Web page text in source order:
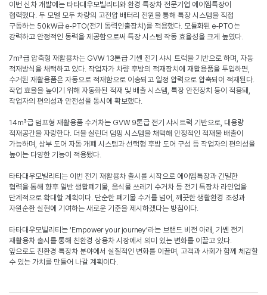
이번 신차 개발에는 타타대우모빌리티와 환경 특장차 전문기업 에이엠특장이
협력했다 두 모델 모두 차량의 고전압 배터리 전원을 통해 특장 시스템을 직접
구동하는 50kW급 e-PTO(전기 동력인출장치 )를 적용했다 모듈화된 e-PTO는
강력하고 안정적인 동력을 제공함으로써 특장 시스템 작동 효율성을 크게 높였다
7㎥급 압축형 재활용차는 GVW 13톤급 기쎈 전기 샤시 트럭을 기반으로 하며 자동
적재방식을 채택하고 있다 작업자가 차량 후방의 적재장치에 재활용품을 투입하면
수거된 재활용품은 자동으로 적재함으로 이송되고 일정 압력으로 압축되어 적재된다
작업 효율을 높이기 위해 자동화된 적재 및 배출 시스템 특장 안전장치 등이 적용돼
작업자의 편의성과 안전성을 동시에 확보했다
14㎥급 덤프형 재활용품 수거차는 GVW 9톤급 전기 샤시트럭 기반으로 대용량
적재공간을 자랑한다 더블 실린더 덤핑 시스템을 채택해 안정적인 적재물 배출이
가능하며 상부 도어 자동 개폐 시스템과 선택형 후방 도어 구성 등 작업자의 편의성을
높이는 다양한 기능이 적용됐다
타타대우모빌리티는 이번 전기 재활용차 출시를 시작으로 에이엠특장과 긴밀한
협력을 통해 향후 일반 생활폐기물 음식물 쓰레기 수거차 등 전기 특장차 라인업을
단계적으로 확대할 계획이다 단순한 폐기물 수거를 넘어 깨끗한 생활환경 조성과
자원순환 실현에 기여하는 새로운 기준을 제시하겠다는 방침이다
타타대우모빌리티는 ‘Empower your journey’라는 브랜드 비전 아래 기쎈 전기
재활용차 출시를 통해 친환경 상용차 시장에서 의미 있는 변화를 이끌고 있다
앞으로도 친환경 특장차 분야에서 실질적인 변화를 이끌며 고객과 사회가 함께 체감할
수 있는 가치를 만들어 나갈 계획이다